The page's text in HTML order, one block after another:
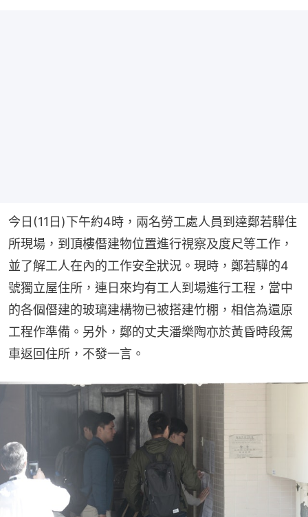
今日(11日)下午約4時，兩名勞工處人員到達鄭若驊住
所現場，到頂樓僭建物位置進行視察及度尺等工作，
並了解工人在內的工作安全狀況。現時，鄭若驊的4
號獨立屋住所，連日來均有工人到場進行工程，當中
的各個僭建的玻璃建構物已被搭建竹棚，相信為還原
工程作準備。另外，鄭的丈夫潘樂陶亦於黃昏時段駕
車返回住所，不發一言。